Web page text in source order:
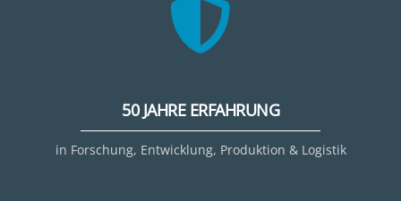
50 JAHRE ERFAHRUNG
in Forschung, Entwicklung, Produktion & Logistik